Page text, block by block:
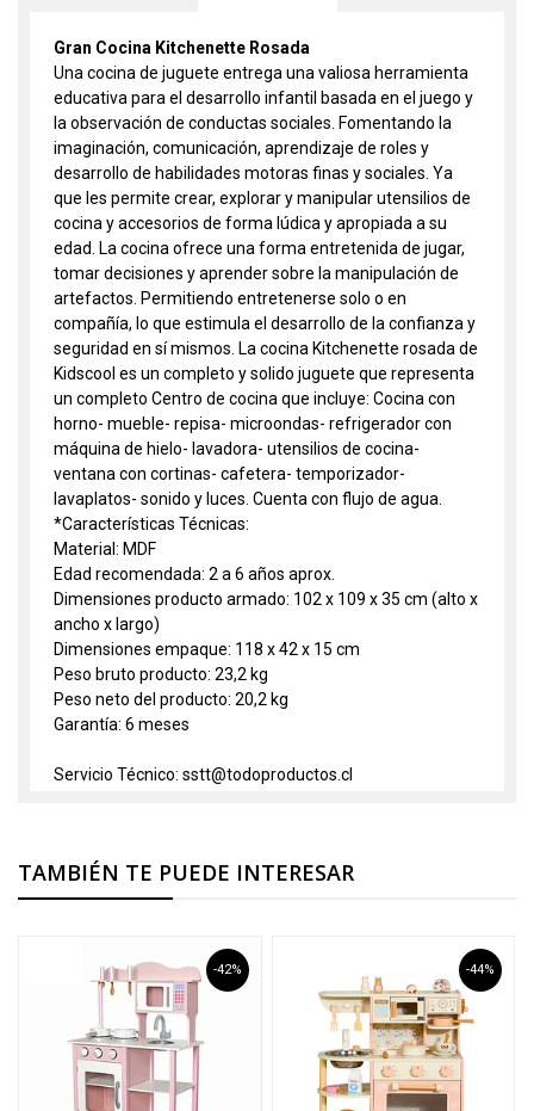
Gran Cocina Kitchenette Rosada
Una cocina de juguete entrega una valiosa herramienta
educativa para el desarrollo infantil basada en el juego y
la observación de conductas sociales. Fomentando la
imaginación, comunicación, aprendizaje de roles y
desarrollo de habilidades motoras finas y sociales. Ya
que les permite crear, explorar y manipular utensilios de
cocina y accesorios de forma lúdica y apropiada a su
edad. La cocina ofrece una forma entretenida de jugar,
tomar decisiones y aprender sobre la manipulación de
artefactos. Permitiendo entretenerse solo o en
compañía, lo que estimula el desarrollo de la confianza y
seguridad en sí mismos. La cocina Kitchenette rosada de
Kidscool es un completo y solido juguete que representa
un completo Centro de cocina que incluye: Cocina con
horno- mueble- repisa- microondas- refrigerador con
máquina de hielo- lavadora- utensilios de cocina-
ventana con cortinas- cafetera- temporizador-
lavaplatos- sonido y luces. Cuenta con flujo de agua.
*Características Técnicas:
Material: MDF
Edad recomendada: 2 a 6 años aprox.
Dimensiones producto armado: 102 x 109 x 35 cm (alto x
ancho x largo)
Dimensiones empaque: 118 x 42 x 15 cm
Peso bruto producto: 23,2 kg
Peso neto del producto: 20,2 kg
Garantía: 6 meses
Servicio Técnico: sstt@todoproductos.cl
TAMBIÉN TE PUEDE INTERESAR
-42% -44%